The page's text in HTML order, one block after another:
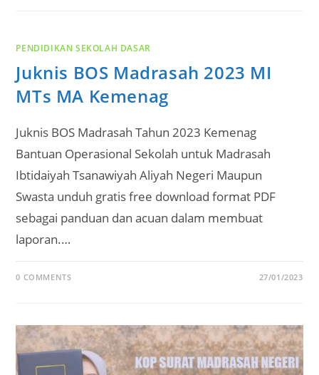
PENDIDIKAN SEKOLAH DASAR
Juknis BOS Madrasah 2023 MI
MTs MA Kemenag
Juknis BOS Madrasah Tahun 2023 Kemenag
Bantuan Operasional Sekolah untuk Madrasah
Ibtidaiyah Tsanawiyah Aliyah Negeri Maupun
Swasta unduh gratis free download format PDF
sebagai panduan dan acuan dalam membuat
laporan.…
0 COMMENTS 27/01/2023